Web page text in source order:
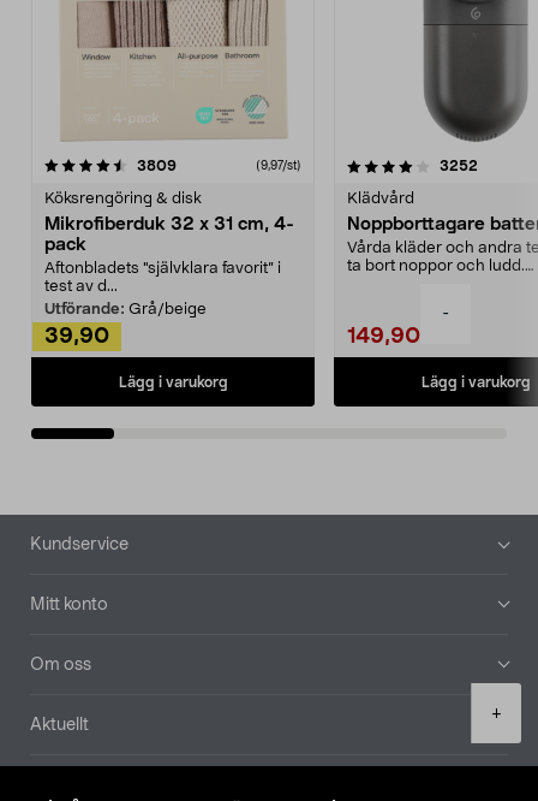
-
+
3809recensioner (9,97/st)
Köksrengöring & disk
Mikrofiberduk 32 x 31 cm, 4-
pack
Aftonbladets "självklara favorit” i
test av d...
Utförande: Grå/beige
39,90
Lägg i varukorg
4.0av 5 stjärnor 3252
Klädvård
Noppborttagare
Vårda kläder och andra
ta bort noppor och ludd.
149,90
Lägg i varukorg
4.5av 5 stjärnor
Sidfot
Kundservice
Mitt konto
Om oss
Aktuellt